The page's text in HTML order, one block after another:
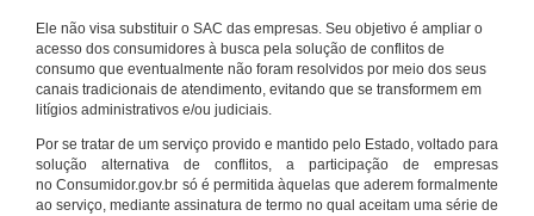
Ele não visa substituir o SAC das empresas. Seu objetivo é ampliar o
acesso dos consumidores à busca pela solução de conflitos de
consumo que eventualmente não foram resolvidos por meio dos seus
canais tradicionais de atendimento, evitando que se transformem em
litígios administrativos e/ou judiciais.
Por se tratar de um serviço provido e mantido pelo Estado, voltado para
solução alternativa de conflitos, a participação de empresas
no Consumidor.gov.br só é permitida àquelas que aderem formalmente
ao serviço, mediante assinatura de termo no qual aceitam uma série de